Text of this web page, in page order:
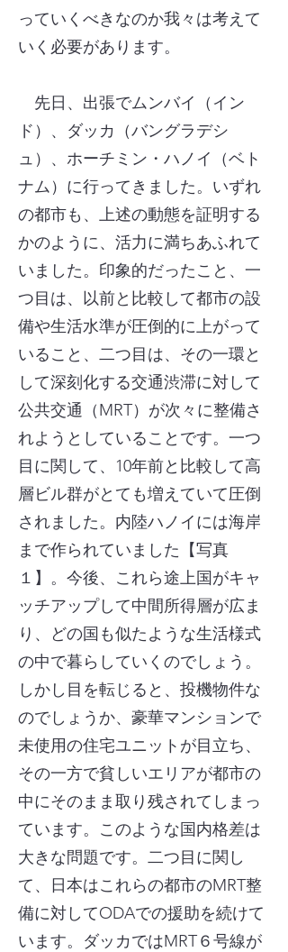
っていくべきなのか我々は考えて
いく必要があります。
先日、出張でムンバイ（イン
ド）、ダッカ（バングラデシ
ュ）、ホーチミン・ハノイ（ベト
ナム）に行ってきました。いずれ
の都市も、上述の動態を証明する
かのように、活力に満ちあふれて
いました。印象的だったこと、一
つ目は、以前と比較して都市の設
備や生活水準が圧倒的に上がって
いること、二つ目は、その一環と
して深刻化する交通渋滞に対して
公共交通（MRT）が次々に整備さ
れようとしていることです。一つ
目に関して、10年前と比較して高
層ビル群がとても増えていて圧倒
されました。内陸ハノイには海岸
まで作られていました【写真
１】。今後、これら途上国がキャ
ッチアップして中間所得層が広ま
り、どの国も似たような生活様式
の中で暮らしていくのでしょう。
しかし目を転じると、投機物件な
のでしょうか、豪華マンションで
未使用の住宅ユニットが目立ち、
その一方で貧しいエリアが都市の
中にそのまま取り残されてしまっ
ています。このような国内格差は
大きな問題です。二つ目に関し
て、日本はこれらの都市のMRT整
備に対してODAでの援助を続けて
います。ダッカではMRT６号線が